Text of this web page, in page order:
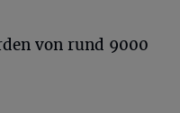
von rund 9000